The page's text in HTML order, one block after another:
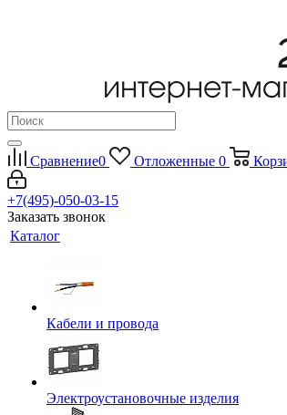
Сравнение0 Отложенные 0
+7(495)-050-03-15
Заказать звонок
Каталог
Кабели и провода
Электроустановочные изделия